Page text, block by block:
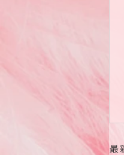
最